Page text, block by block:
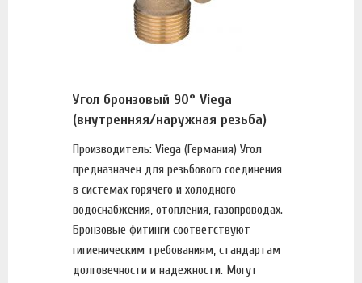
Угол бронзовый 90° Viega
(внутренняя/наружная резьба)
Производитель: Viega (Германия) Угол
предназначен для резьбового соединения
в системах горячего и холодного
водоснабжения, отопления, газопроводах.
Бронзовые фитинги соответствуют
гигиеническим требованиям, стандартам
долговечности и надежности. Могут